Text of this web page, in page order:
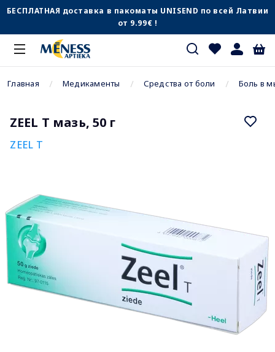
БЕСПЛАТНАЯ доставка в пакоматы UNISEND по всей Латвии
от 9.99€ !
Главная Медикаменты Средства от боли Боль в
ZEEL T мазь, 50 г
ZEEL T